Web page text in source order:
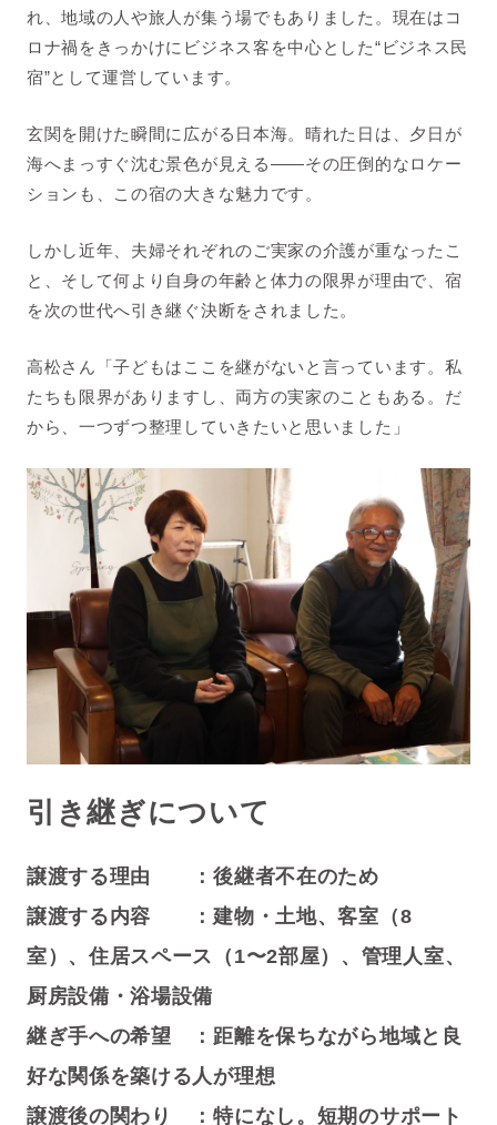
れ、地域の人や旅人が集う場でもありました。現在はコ
ロナ禍をきっかけにビジネス客を中心とした“ビジネス民
宿”として運営しています。
玄関を開けた瞬間に広がる日本海。晴れた日は、夕日が
海へまっすぐ沈む景色が見える――その圧倒的なロケー
ションも、この宿の大きな魅力です。
しかし近年、夫婦それぞれのご実家の介護が重なったこ
と、そして何より自身の年齢と体力の限界が理由で、宿
を次の世代へ引き継ぐ決断をされました。
高松さん「子どもはここを継がないと言っています。私
たちも限界がありますし、両方の実家のこともある。だ
から、一つずつ整理していきたいと思いました」
引き継ぎについて
譲渡する理由 ：後継者不在のため
譲渡する内容 ：建物・土地、客室（8
室）、住居スペース（1〜2部屋）、管理人室、
厨房設備・浴場設備
継ぎ手への希望 ： 距離を保ちながら地域と良
好な関係を築ける人が理想
譲渡後の関わり ：特になし。短期のサポート